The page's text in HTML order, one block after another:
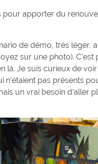
pour apporter du
de démo, très
sur une photo).
là. Je suis curieux de
n’étaient pas présents
un vrai besoin d’aller